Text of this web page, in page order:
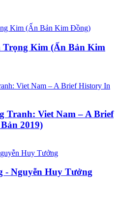
Trọng Kim (Ấn Bản Kim
Tranh: Viet Nam – A Brief
2019)
- Nguyễn Huy Tưởng